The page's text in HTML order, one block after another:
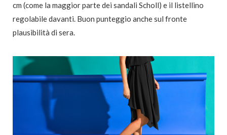
cm (come la maggior parte dei sandali Scholl) e il listellino
regolabile davanti. Buon punteggio anche sul fronte
plausibilità di sera.